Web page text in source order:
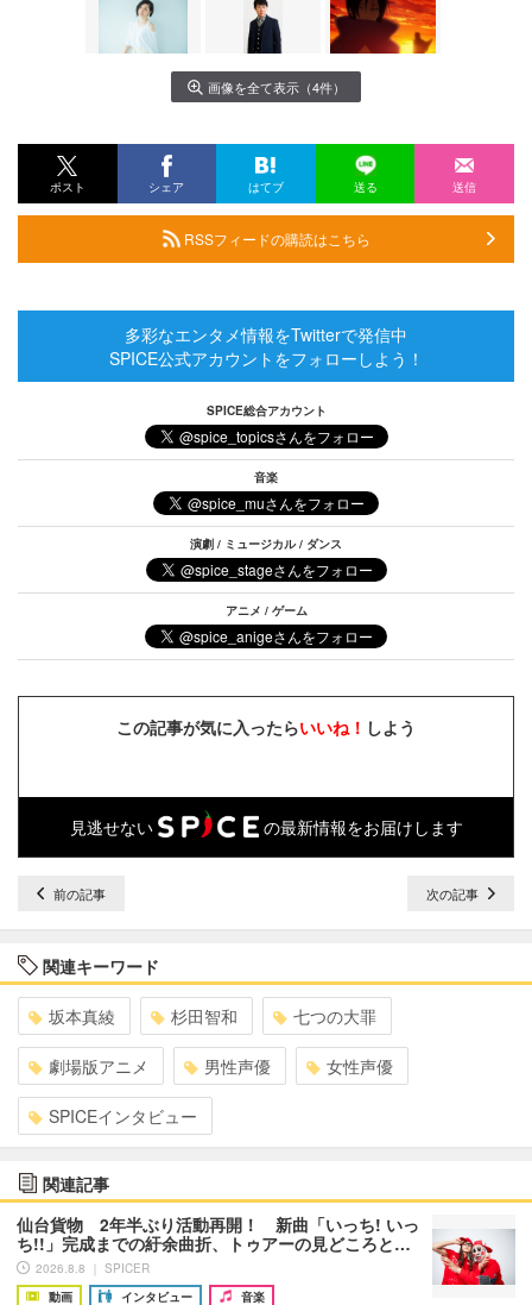
画像を全て表示（4件）
ポスト シェア はてブ 送る 送信
RSSフィードの購読はこちら
多彩なエンタメ情報をTwitterで発信中
SPICE公式アカウントをフォローしよう！
SPICE総合アカウント
音楽
演劇 / ミュージカル / ダンス
アニメ / ゲーム
この記事が気に入ったらいいね！ しよう
見逃せない の最新情報をお届けします
前の記事 次の記事
関連キーワード
坂本真綾 杉田智和 七つの大罪
劇場版アニメ 男性声優 女性声優
SPICEインタビュー
関連記事
仙台貨物 2年半ぶり活動再開！ 新曲「いっち! いっ
ち!!」完成までの紆余曲折、トゥアーの見どころと…
2026.8.8 ｜ SPICER
動画
インタビュー 音楽